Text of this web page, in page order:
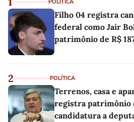
POLÍTICA
Filho 04 registra
federal como Jair
patrimônio de R$
2 POLÍTICA
Terrenos, casa e
registra patrimônio
candidatura a